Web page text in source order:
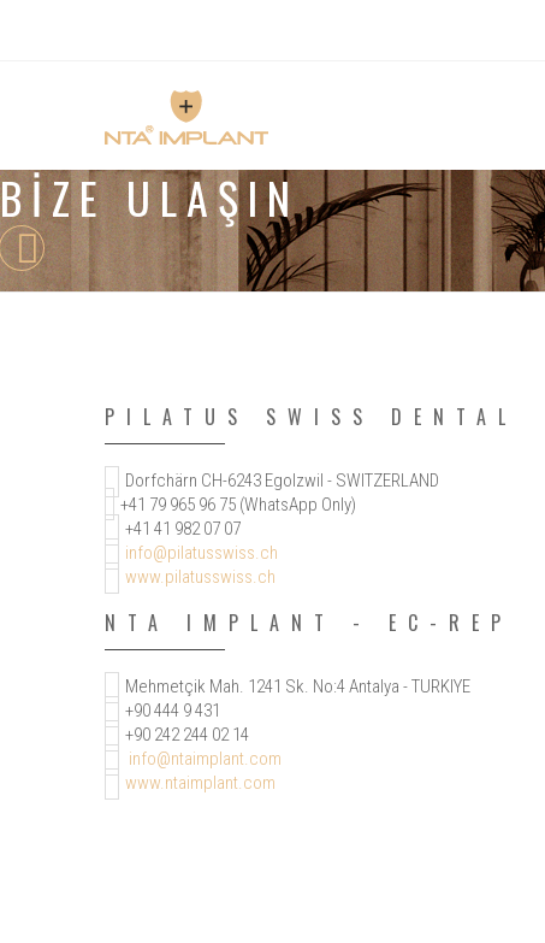
BIZE ULAŞIN
PILATUS SWISS DENTAL
Dorfchärn CH-6243 Egolzwil - SWITZERLAND
+41 79 965 96 75 (WhatsApp Only)
+41 41 982 07 07
info@pilatusswiss.ch
www.pilatusswiss.ch
NTA IMPLANT - EC-REP
Mehmetçik Mah. 1241 Sk. No:4 Antalya - TURKIYE
+90 444 9 431
+90 242 244 02 14
info@ntaimplant.com
www.ntaimplant.com